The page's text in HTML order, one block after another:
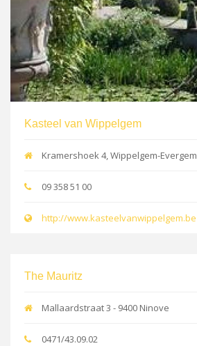
Kasteel van Wippelgem
Kramershoek 4, Wippelgem-Evergem
09 358 51 00
http://www.kasteelvanwippelgem.be
The Mauritz
Mallaardstraat 3 - 9400 Ninove
0471/43.09.02